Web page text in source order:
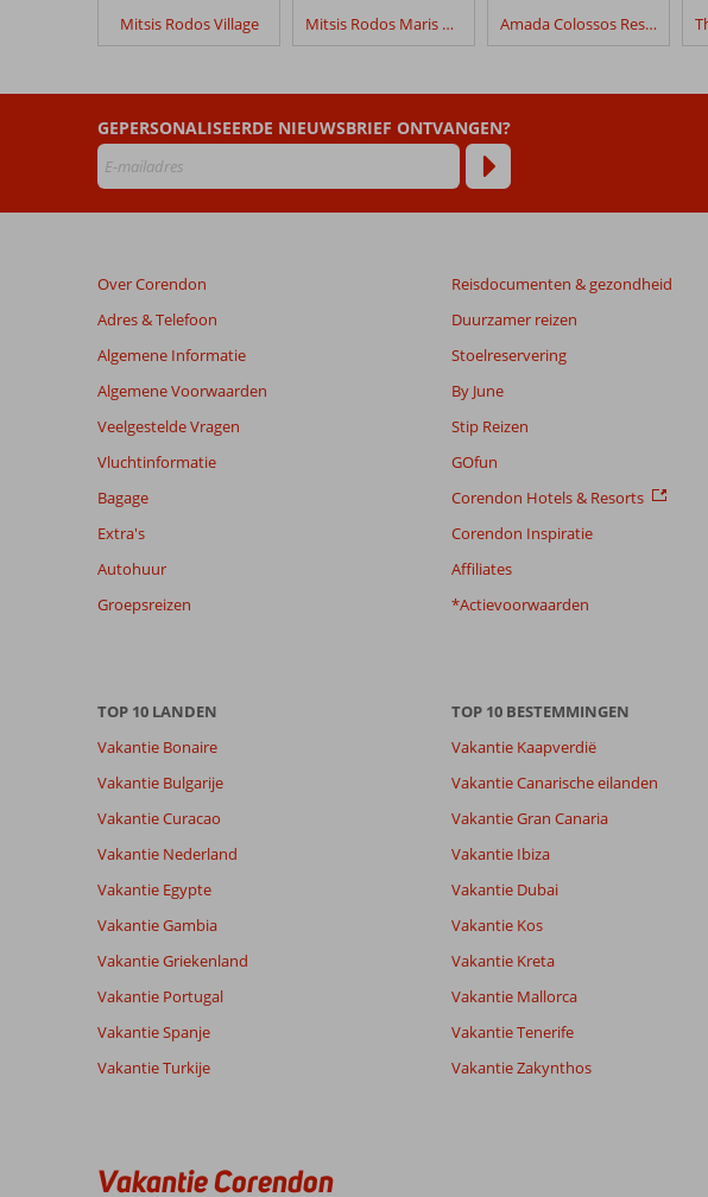
Amus
(Ex.
Bay
Beoordelingen
die
ouder
dan
48
maanden
worden
relevantie
beoordelingen
garanderen.
Meer
over
onze
135
beoordelingen
8,5 Eten
Kamers
8,1
Wifi kwaliteit
7,7
Mitsis Rodos Village Mitsis Rodos Maris Resort & Spa Amada Colossos Resort
GEPERSONALISEERDE NIEUWSBRIEF ONTVANGEN?
Over Corendon
Adres & Telefoon
Algemene Informatie
Algemene Voorwaarden
Veelgestelde Vragen
Vluchtinformatie
Bagage
Extra's
Autohuur
Groepsreizen
Reisdocumenten & gezondheid
Duurzamer reizen
Stoelreservering
By June
Stip Reizen
GOfun
Corendon Hotels & Resorts
Corendon Inspiratie
Affiliates
*Actievoorwaarden
TOP 10 LANDEN
Vakantie Bonaire
Vakantie Bulgarije
Vakantie Curacao
Vakantie Nederland
Vakantie Egypte
Vakantie Gambia
Vakantie Griekenland
Vakantie Portugal
Vakantie Spanje
Vakantie Turkije
TOP 10 BESTEMMINGEN
Vakantie Kaapverdië
Vakantie Canarische eilanden
Vakantie Gran Canaria
Vakantie Ibiza
Vakantie Dubai
Vakantie Kos
Vakantie Kreta
Vakantie Mallorca
Vakantie Tenerife
Vakantie Zakynthos
Vakantie Corendon